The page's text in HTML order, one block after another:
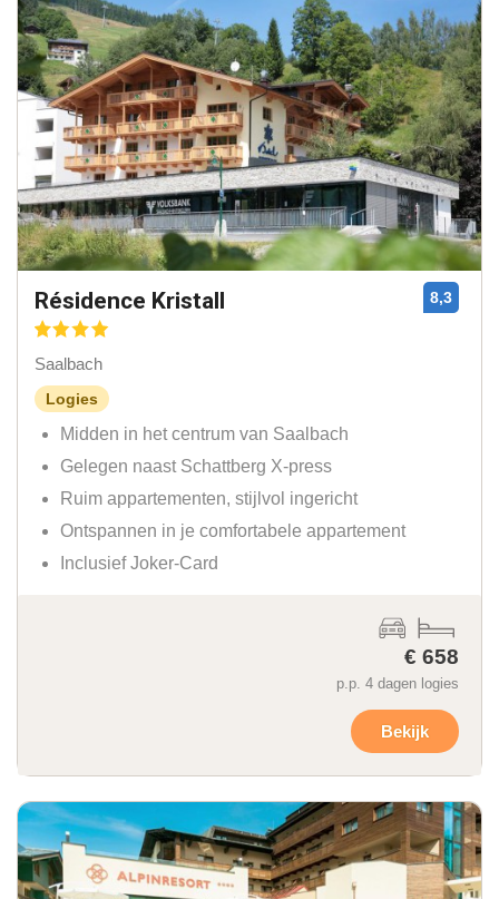
Résidence Kristall
Saalbach
Logies
Midden in het centrum van Saalbach
Gelegen naast Schattberg X-press
Ruim appartementen, stijlvol ingericht
Ontspannen in je comfortabele appartement
Inclusief Joker-Card
8,3
€ 658
p.p. 4 dagen logies
Bekijk